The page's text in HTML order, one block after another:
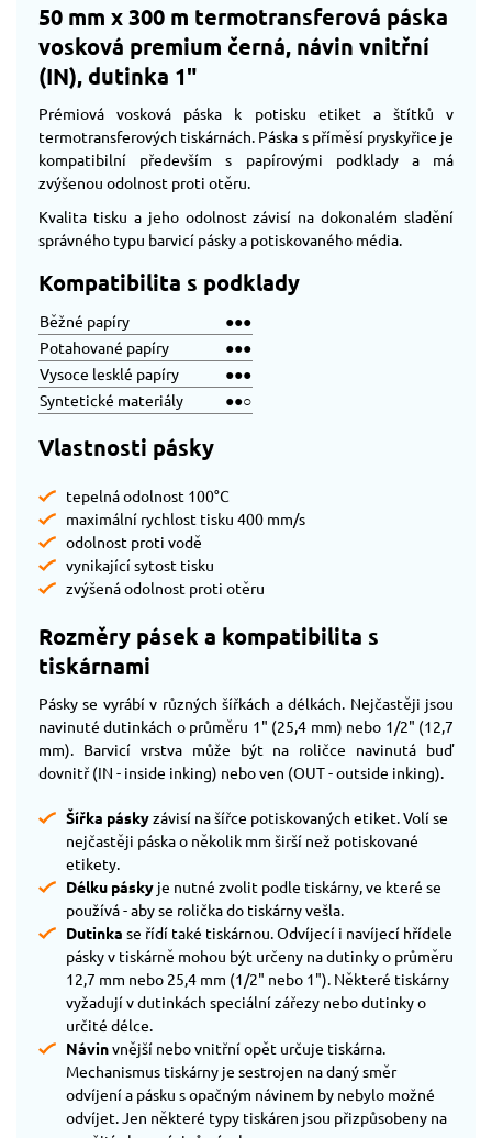
50 mm x 300 m termotransferová páska
vosková premium černá, návin vnitřní
(IN), dutinka 1"
Prémiová vosková páska k potisku etiket a štítků v
termotransferových tiskárnách. Páska s příměsí pryskyřice je
kompatibilní především s papírovými podklady a má
zvýšenou odolnost proti otěru.
Kvalita tisku a jeho odolnost závisí na dokonalém sladění
správného typu barvicí pásky a potiskovaného média.
Kompatibilita s podklady
Běžné papíry
●●●
Potahované papíry
●●●
Vysoce lesklé papíry
●●●
Syntetické materiály
●●○
Vlastnosti pásky
tepelná odolnost 100°C
maximální rychlost tisku 400 mm/s
odolnost proti vodě
vynikající sytost tisku
zvýšená odolnost proti otěru
Rozměry pásek a kompatibilita s
tiskárnami
Pásky se vyrábí v různých šířkách a délkách. Nejčastěji jsou
navinuté dutinkách o průměru 1" (25,4 mm) nebo 1/2" (12,7
mm). Barvicí vrstva může být na roličce navinutá buď
dovnitř (IN - inside inking) nebo ven (OUT - outside inking).
Šířka páskyzávisí na šířce potiskovaných etiket. Volí se
nejčastěji páska o několik mm širší než potiskované
etikety.
Délku pásky je nutné zvolit podle tiskárny, ve které se
používá - aby se rolička do tiskárny vešla.
Dutinka se řídí také tiskárnou. Odvíjecí i navíjecí hřídele
pásky v tiskárně mohou být určeny na dutinky o průměru
12,7 mm nebo 25,4 mm (1/2" nebo 1"). Některé tiskárny
vyžadují v dutinkách speciální zářezy nebo dutinky o
určité délce.
Návinvnější nebo vnitřní opět určuje tiskárna.
Mechanismus tiskárny je sestrojen na daný směr
odvíjení a pásku s opačným návinem by nebylo možné
odvíjet. Jen některé typy tiskáren jsou přizpůsobeny na